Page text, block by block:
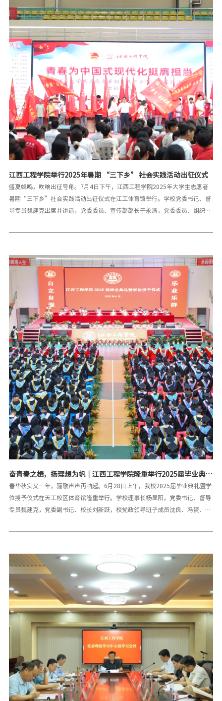
江西工程学院举行2025年暑期 “三下乡” 社会实践活动出征仪式
盛夏蝉鸣，吹响出征号角。7月4日下午，江西工程学院2025年大学生志愿者
暑期“三下乡”社会实践活动出征仪式在江工体育馆举行。学校党委书记、督
导专员魏建克出席并讲话，党委委员、宣传部部长于永清，党委委员、组织部
在庄严的国歌声中拉开帷幕。魏建克代表学校党委向即将奔赴实践一线的师生
实新时代立德树人工程的重要体现。他勉励师生沿着习近平总书记足迹，在赣
鄱大地上践行青年担当，并提出五点希望：一是胸怀“国之大者”，在躬身实
践中融入国家发展大局；二是练就过硬本领，在服务奉献中提升综合素质；三
是锤炼意志品格，在基层实践中展现青春风采；四是严守安全底线，确保实践
活动万无一失；五是强化宣传引导，在志愿服务中传递青春正能量。仪式上，
于永清宣读《关于开展2025年江西工程学院暑期文化科技卫生“三下乡”社会
实践活动的通知》，明确活动总体要求与实施路径。社会实践团队指导教师代
表陈鹏在发言中表示：“新时代青年应以青春汗水在祖国大地书写奋斗诗篇，
用‘功成不必在我’的担当和‘强国必定有我
奋青春之楫，扬理想为帆｜江西工程学院隆重举行2025届毕业典礼
暨学位授予仪式
春华秋实又一年，骊歌声声再响起。6月28日上午，我校2025届毕业典礼暨学
位授予仪式在天工校区体育馆隆重举行。学校理事长杨显阳，党委书记、督导
专员魏建克，党委副书记、校长刘新跃，校党政领导班子成员沈良、冯赟、黄
员，各二级学院、部分职能部门负责人、教师代表、2025届毕业生及部分亲友
声中拉开序幕。典礼上，刘新跃深情地发表了题为《信念照亮征程 学以致用成
就璀璨人生》的讲话。他首先代表学校，向圆满完成学业的3911名毕业生表示
衷心的祝贺，向悉心教导同学们的老师、辛勤养育同学们的父母和关心帮助同
学们成长的亲友，致以崇高的敬意和诚挚的感谢。刘新跃指出，四年来，你们
不仅收获知识技能与健全人格，更传承了江工42年积淀的“勤朴敏信”校训
与“自立自强、乐业乐群”学校精神。学校内涵建设步履坚实，2025年位列
ABC中国民办大学江西第4名、全国民办本科竞争力第55名；连续9年参展深圳
高交会；建成算力中心与鸿蒙系统实训中心，开发全国首个智慧校园鸿蒙版
APP；入选工信部工业信息安